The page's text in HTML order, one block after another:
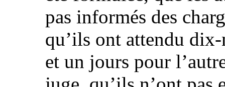
pas informés des
qu’ils ont attendu
et un jours pour